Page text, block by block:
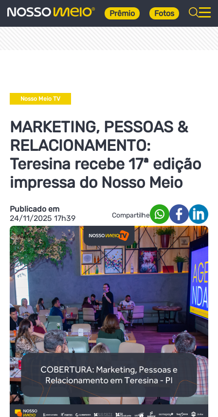
Prêmio Fotos
Nosso Meio TV
MARKETING, PESSOAS &
RELACIONAMENTO:
Teresina recebe 17ª edição
impressa do Nosso Meio
Publicado em
24/11/2025 17h39
Compartilhe